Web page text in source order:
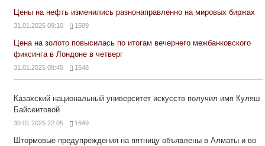
Цены на нефть изменились разнонаправленно на мировых биржах
31.01.2025 09:10 1509
Цена на золото повысилась по итогам вечернего межбанковского
фиксинга в Лондоне в четверг
31.01.2025 08:45 1548
Казахский национальный университет искусств получил имя Куляш
Байсеитовой
30.01.2025 22:05 1649
Штормовые предупреждения на пятницу объявлены в Алматы и во